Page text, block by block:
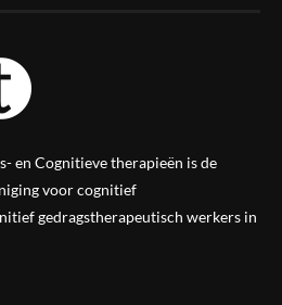
en Cognitieve therapieën is de
voor cognitief
gedragstherapeutisch werkers in